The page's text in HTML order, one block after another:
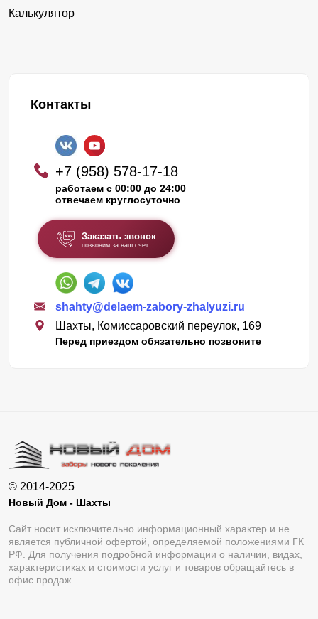
Калькулятор
Контакты
+7 (958) 578-17-18
работаем с 00:00 до 24:00
отвечаем круглосуточно
Заказать звонок
позвоним за наш счет
shahty@delaem-zabory-zhalyuzi.ru
Шахты, Комиссаровский переулок, 169
Перед приездом обязательно позвоните
© 2014-2025
Новый Дом - Шахты
Сайт носит исключительно информационный характер и не
является публичной офертой, определяемой положениями ГК
РФ. Для получения подробной информации о наличии, видах,
характеристиках и стоимости услуг и товаров обращайтесь в
офис продаж.